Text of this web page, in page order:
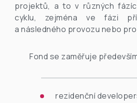
projektů, a to v různých
cyklu, zejména ve fázi
a následného provozu nebo
Fond se zaměřuje
rezidenční